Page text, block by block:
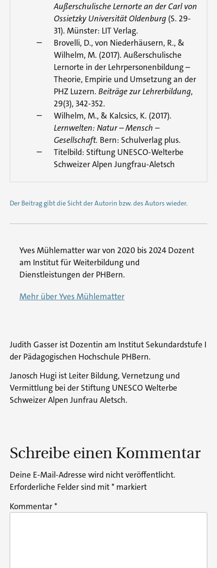
Außerschulische Lernorte an der Carl von
Ossietzky Universität Oldenburg (S. 29-
31). Münster: LIT Verlag.
Brovelli, D., von Niederhäusern, R., &
Wilhelm, M. (2017). Außerschulische
Lernorte in der Lehrpersonenbildung –
Theorie, Empirie und Umsetzung an der
PHZ Luzern. Beiträge zur Lehrerbildung,
29(3), 342-352.
Wilhelm, M., & Kalcsics, K. (2017).
Lernwelten: Natur – Mensch –
Gesellschaft. Bern: Schulverlag plus.
Titelbild: Stiftung UNESCO-Welterbe
Schweizer Alpen Jungfrau-Aletsch
Der Beitrag gibt die Sicht der Autorin bzw. des Autors wieder.
Yves Mühlematter war von 2020 bis 2024 Dozent
am Institut für Weiterbildung und
Dienstleistungen der PHBern.
Mehr über Yves Mühlematter
Judith Gasser ist Dozentin am Institut Sekundardstufe I
der Pädagogischen Hochschule PHBern.
Janosch Hugi ist Leiter Bildung, Vernetzung und
Vermittlung bei der Stiftung UNESCO Welterbe
Schweizer Alpen Junfrau Aletsch.
Schreibe einen Kommentar
Deine E-Mail-Adresse wird nicht veröffentlicht.
Erforderliche Felder sind mit* markiert
Kommentar*